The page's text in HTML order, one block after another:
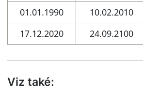
01.01.1990
10.02.2010
17.12.2020
24.09.2100
Viz také: